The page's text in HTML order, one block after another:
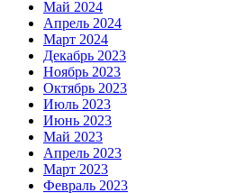
Май 2024
Апрель 2024
Март 2024
Декабрь 2023
Ноябрь 2023
Октябрь 2023
Июль 2023
Июнь 2023
Май 2023
Апрель 2023
Март 2023
Февраль 2023